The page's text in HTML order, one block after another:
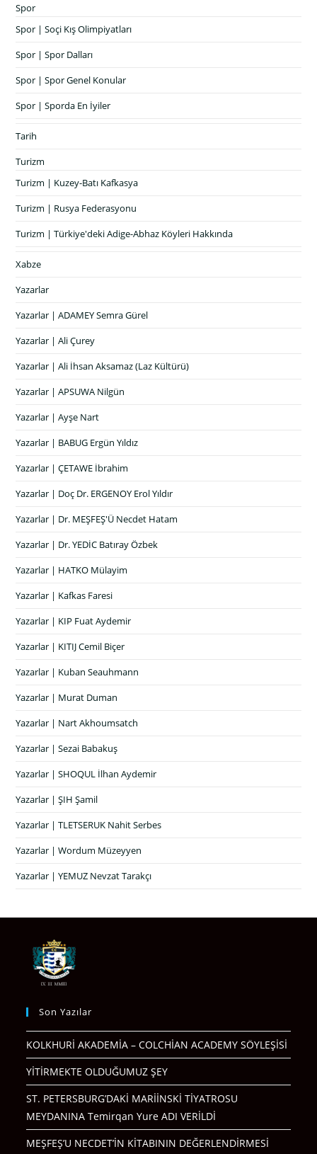
Spor
Spor | Soçi Kış Olimpiyatları
Spor | Spor Dalları
Spor | Spor Genel Konular
Spor | Sporda En İyiler
Tarih
Turizm
Turizm | Kuzey-Batı Kafkasya
Turizm | Rusya Federasyonu
Turizm | Türkiye'deki Adige-Abhaz Köyleri Hakkında
Xabze
Yazarlar
Yazarlar | ADAMEY Semra Gürel
Yazarlar | Ali Çurey
Yazarlar | Ali İhsan Aksamaz (Laz Kültürü)
Yazarlar | APSUWA Nilgün
Yazarlar | Ayşe Nart
Yazarlar | BABUG Ergün Yıldız
Yazarlar | ÇETAWE İbrahim
Yazarlar | Doç Dr. ERGENOY Erol Yıldır
Yazarlar | Dr. MEŞFEŞ'Ü Necdet Hatam
Yazarlar | Dr. YEDİC Batıray Özbek
Yazarlar | HATKO Mülayim
Yazarlar | Kafkas Faresi
Yazarlar | KIP Fuat Aydemir
Yazarlar | KITIJ Cemil Biçer
Yazarlar | Kuban Seauhmann
Yazarlar | Murat Duman
Yazarlar | Nart Akhoumsatch
Yazarlar | Sezai Babakuş
Yazarlar | SHOQUL İlhan Aydemir
Yazarlar | ŞIH Şamil
Yazarlar | TLETSERUK Nahit Serbes
Yazarlar | Wordum Müzeyyen
Yazarlar | YEMUZ Nevzat Tarakçı
Son Yazılar
KOLKHURİ AKADEMİA – COLCHİAN ACADEMY SÖYLEŞİSİ
YİTİRMEKTE OLDUĞUMUZ ŞEY
ST. PETERSBURG’DAKİ MARİİNSKİ TİYATROSU
MEYDANINA Temirqan Yure ADI VERİLDİ
MEŞFEŞ’U NECDET’İN KİTABININ DEĞERLENDİRMESİ